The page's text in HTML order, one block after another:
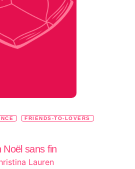
FRIENDS-TO-LOVERS
Noël sans fin
Lauren